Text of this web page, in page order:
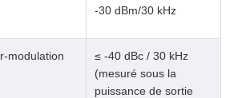
-30 dBm/30 kHz
modulation
≤ -40 dBc / 30 kHz
(mesuré sous la
puissance de sortie